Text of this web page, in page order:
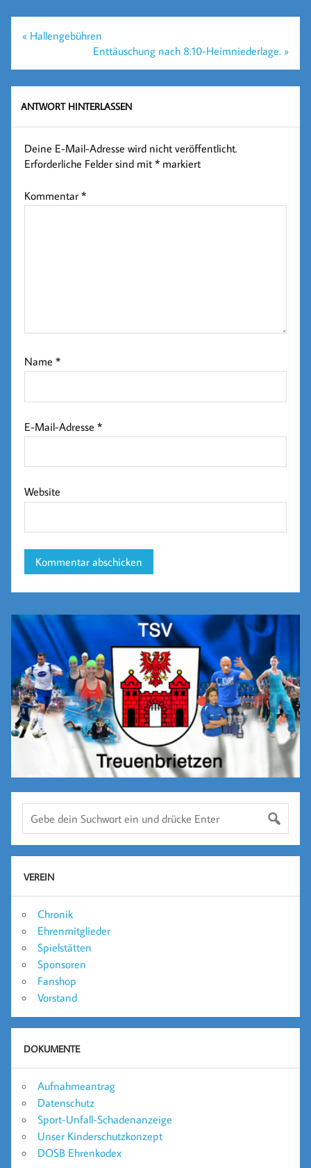
Beitragsnavigation
« Hallengebühren
Enttäuschung nach 8:10-Heimniederlage. »
ANTWORT HINTERLASSEN
Deine E-Mail-Adresse wird nicht veröffentlicht.
Erforderliche Felder sind mit* markiert
Kommentar*
Name*
E-Mail-Adresse*
Website
VEREIN
Chronik
Ehrenmitglieder
Spielstätten
Sponsoren
Fanshop
Vorstand
DOKUMENTE
Aufnahmeantrag
Datenschutz
Sport-Unfall-Schadenanzeige
Unser Kinderschutzkonzept
DOSB Ehrenkodex